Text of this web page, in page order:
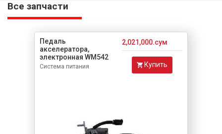
Все запчасти
Педаль
акселератора,
электронная WM542
Система питания
2,021,000.сум
Купить